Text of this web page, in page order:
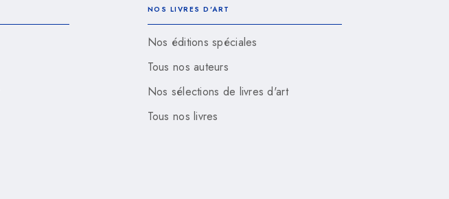
NOS LIVRES D'ART
Nos éditions spéciales
Tous nos auteurs
Nos sélections de livres d'art
Tous nos livres